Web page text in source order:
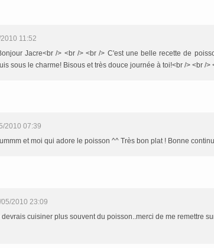
11:52
Jacre<br /> <br /> <br /> C'est une belle recette de
sous le charme! Bisous et très douce journée à toi!<br /> <br />
2010 07:39
et moi qui adore le poisson ^^ Très bon plat ! Bonne
2010 23:09
devrais cuisiner plus souvent du poisson..merci de me remettre